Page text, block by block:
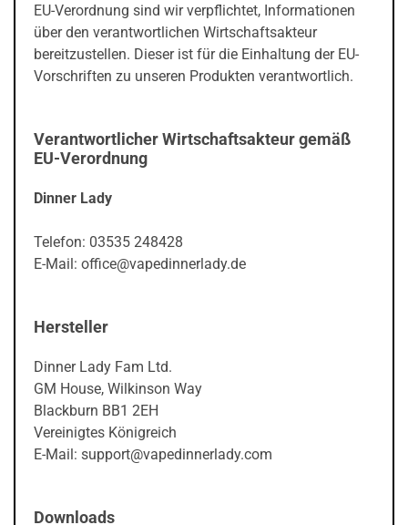
EU-Verordnung sind wir verpflichtet, Informationen
über den verantwortlichen Wirtschaftsakteur
bereitzustellen. Dieser ist für die Einhaltung der EU-
Vorschriften zu unseren Produkten verantwortlich.
Verantwortlicher Wirtschaftsakteur gemäß
EU-Verordnung
Dinner Lady
Telefon: 03535 248428
E-Mail: office@vapedinnerlady.de
Hersteller
Dinner Lady Fam Ltd.
GM House, Wilkinson Way
Blackburn BB1 2EH
Vereinigtes Königreich
E-Mail: support@vapedinnerlady.com
Downloads